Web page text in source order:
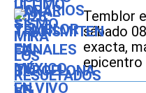
Temblor
sábado
exacta,
epicentro